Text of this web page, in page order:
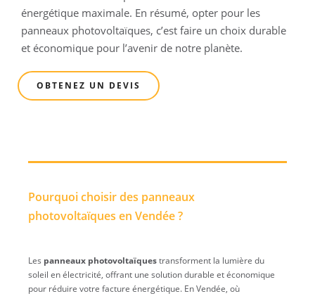
énergétique maximale. En résumé, opter pour les
panneaux photovoltaïques, c’est faire un choix durable
et économique pour l’avenir de notre planète.
OBTENEZ UN DEVIS
Pourquoi choisir des panneaux
photovoltaïques en Vendée ?
Les panneaux photovoltaïquestransforment la lumière du
soleil en électricité, offrant une solution durable et économique
pour réduire votre facture énergétique. En Vendée, où